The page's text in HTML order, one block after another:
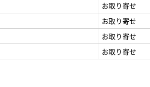
お取り寄せ
お取り寄せ
お取り寄せ
お取り寄せ